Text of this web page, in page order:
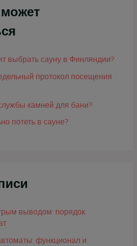
выбрать сауну в Финляндии?
протокол посещения
камней для бани?
потеть в сауне?
выводом: порядок
функционал и